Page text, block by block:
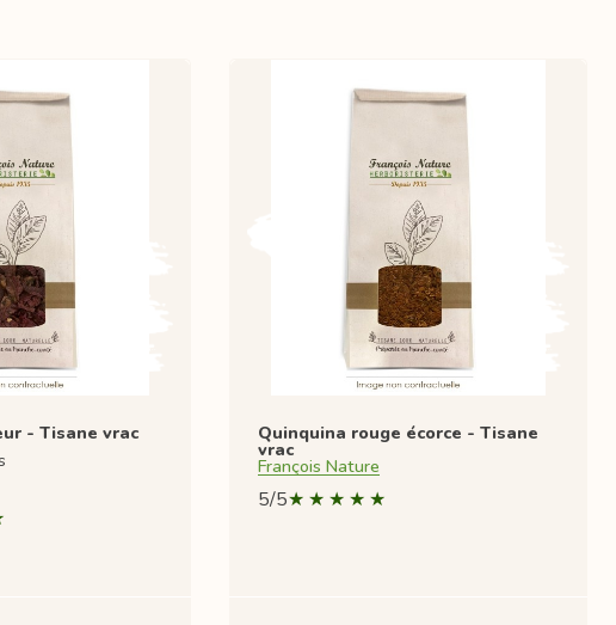
- Tisane vrac
Quinquina rouge écorce - Tisane
vrac
François Nature
5/5